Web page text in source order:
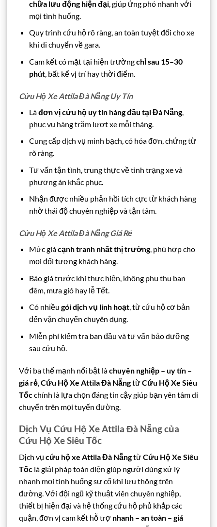
chữa lưu động hiện đại, giúp ứng phó nhanh với
mọi tình huống.
Quy trình cứu hộ rõ ràng, an toàn tuyệt đối cho xe
khi di chuyển về gara.
Cam kết có mặt tại hiện trườngchỉ sau 15–30
phút, bất kể vị trí hay thời điểm.
Cứu Hộ Xe Attila Đà Nẵng Uy Tín
Làđơn vị cứu hộ uy tín hàng đầu tại Đà Nẵng,
phục vụ hàng trăm lượt xe mỗi tháng.
Cung cấp dịch vụ minh bạch, có hóa đơn, chứng từ
rõ ràng.
Tư vấn tận tình, trung thực về tình trạng xe và
phương án khắc phục.
Nhận được nhiều phản hồi tích cực từ khách hàng
nhờ thái độ chuyên nghiệp và tận tâm.
Cứu Hộ Xe Attila Đà Nẵng Giá Rẻ
Mức giácạnh tranh nhất thị trường, phù hợp cho
mọi đối tượng khách hàng.
Báo giá trước khi thực hiện, không phụ thu ban
đêm, mưa gió hay lễ Tết.
Có nhiều gói dịch vụ linh hoạt, từ cứu hộ cơ bản
đến vận chuyển chuyên dụng.
Miễn phí kiểm tra ban đầu và tư vấn bảo dưỡng
sau cứu hộ.
Với ba thế mạnh nổi bật làchuyên nghiệp – uy tín –
giá rẻ Cứu Hộ Xe Attila Đà NẵngtừCứu Hộ Xe Siêu
Tốcchính là lựa chọn đáng tin cậy giúp bạn yên tâm di
chuyển trên mọi tuyến đường.
Dịch Vụ Cứu Hộ Xe Attila Đà Nẵng của
Cứu Hộ Xe Siêu Tốc
Dịch vụ cứu hộ xe Attila Đà NẵngtừCứu Hộ Xe Siêu
Tốc là giải pháp toàn diện giúp người dùng xử lý
nhanh mọi tình huống sự cố khi lưu thông trên
đường. Với đội ngũ kỹ thuật viên chuyên nghiệp,
thiết bị hiện đại và hệ thống cứu hộ phủ khắp các
quận, đơn vị cam kết hỗ trợ nhanh – an toàn – giá